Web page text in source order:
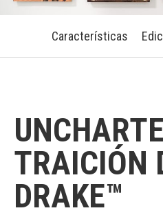
TRAICIÓN
DRAKE™
Características